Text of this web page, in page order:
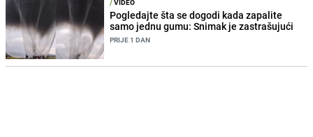
Pogledajte šta se dogodi kada zapalite
samo jednu gumu: Snimak je zastrašujući
PRIJE 1 DAN